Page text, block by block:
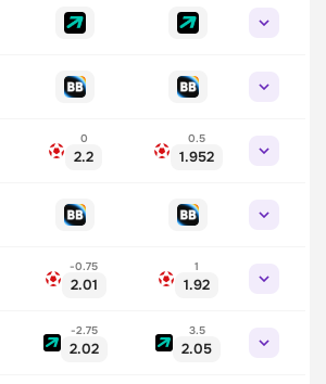
0
2.2
0.5
1.952
-0.75
2.01
1
1.92
-2.75
2.02
3.5
2.05